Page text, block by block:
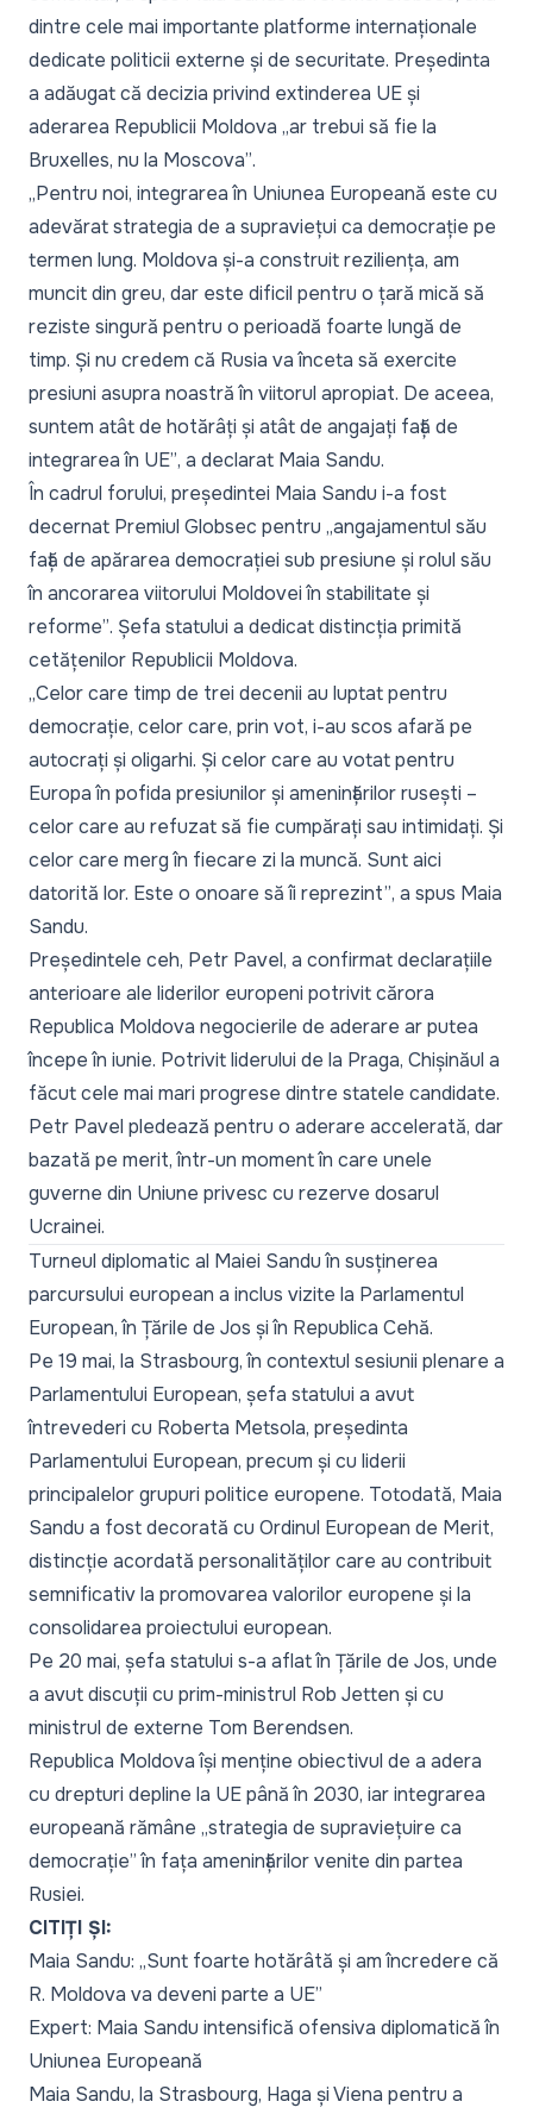
dintre cele mai importante platforme internaționale
dedicate politicii externe și de securitate. Președinta
a adăugat că decizia privind extinderea UE și
aderarea Republicii Moldova „ar trebui să fie la
Bruxelles, nu la Moscova”.
„Pentru noi, integrarea în Uniunea Europeană este cu
adevărat strategia de a supraviețui ca democrație pe
termen lung. Moldova și-a construit reziliența, am
muncit din greu, dar este dificil pentru o țară mică să
reziste singură pentru o perioadă foarte lungă de
timp. Și nu credem că Rusia va înceta să exercite
presiuni asupra noastră în viitorul apropiat. De aceea,
suntem atât de hotărâți și atât de angajați față de
integrarea în UE”, a declarat Maia Sandu.
În cadrul forului, președintei Maia Sandu i-a fost
decernat Premiul Globsec pentru „angajamentul său
față de apărarea democrației sub presiune și rolul său
în ancorarea viitorului Moldovei în stabilitate și
reforme”. Șefa statului a dedicat distincția primită
cetățenilor Republicii Moldova.
„Celor care timp de trei decenii au luptat pentru
democrație, celor care, prin vot, i-au scos afară pe
autocrați și oligarhi. Și celor care au votat pentru
Europa în pofida presiunilor și amenințărilor rusești –
celor care au refuzat să fie cumpărați sau intimidați. Și
celor care merg în fiecare zi la muncă. Sunt aici
datorită lor. Este o onoare să îi reprezint”, a spus Maia
Sandu.
Președintele ceh, Petr Pavel, a confirmat declarațiile
anterioare ale liderilor europeni potrivit cărora
Republica Moldova negocierile de aderare ar putea
începe în iunie. Potrivit liderului de la Praga, Chișinăul a
făcut cele mai mari progrese dintre statele candidate.
Petr Pavel pledează pentru o aderare accelerată, dar
bazată pe merit, într-un moment în care unele
guverne din Uniune privesc cu rezerve dosarul
Ucrainei.
Turneul diplomatic al Maiei Sandu în susținerea
parcursului european a inclus vizite la Parlamentul
European, în Țările de Jos și în Republica Cehă.
Pe 19 mai, la Strasbourg, în contextul sesiunii plenare a
Parlamentului European, șefa statului a avut
întrevederi cu Roberta Metsola, președinta
Parlamentului European, precum și cu liderii
principalelor grupuri politice europene. Totodată, Maia
Sandu a fost decorată cu Ordinul European de Merit,
distincție acordată personalităților care au contribuit
semnificativ la promovarea valorilor europene și la
consolidarea proiectului european.
Pe 20 mai, șefa statului s-a aflat în Țările de Jos, unde
a avut discuții cu prim-ministrul Rob Jetten și cu
ministrul de externe Tom Berendsen.
Republica Moldova își menține obiectivul de a adera
cu drepturi depline la UE până în 2030, iar integrarea
europeană rămâne „strategia de supraviețuire ca
democrație”în fața amenințărilor venite din partea
Rusiei.
CITIȚI ȘI:
Maia Sandu: „Sunt foarte hotărâtă și am încredere că
R. Moldova va deveni parte a UE”
Expert: Maia Sandu intensifică ofensiva diplomatică în
Uniunea Europeană
Maia Sandu, la Strasbourg, Haga și Viena pentru a